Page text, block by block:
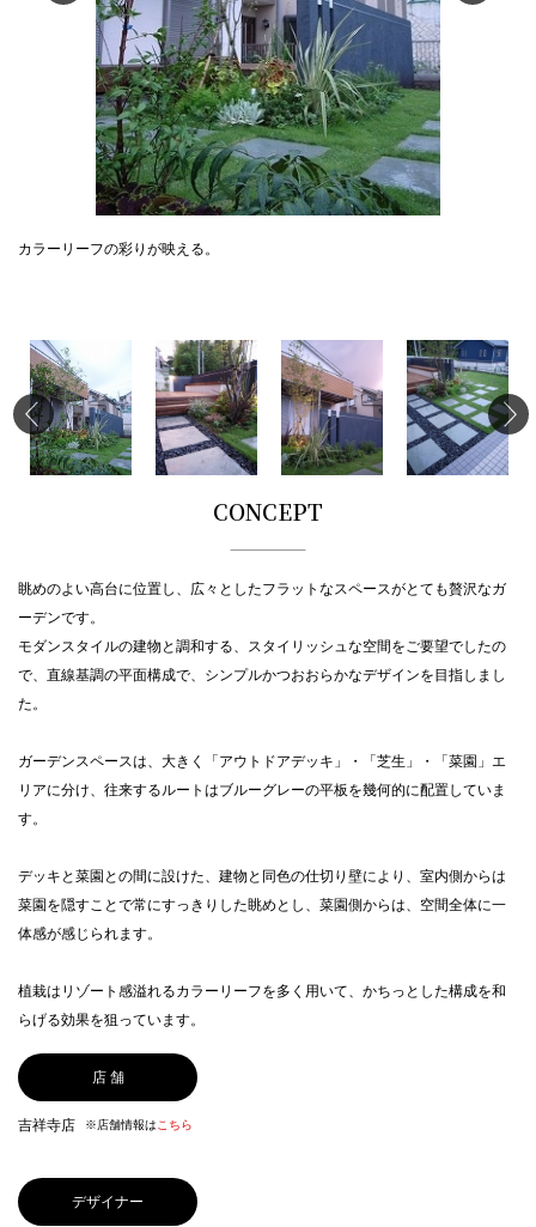
カラーリーフの彩りが映える。
CONCEPT
眺めのよい高台に位置し、広々としたフラットなスペースがとても贅沢なガ
ーデンです。
モダンスタイルの建物と調和する、スタイリッシュな空間をご要望でしたの
で、直線基調の平面構成で、シンプルかつおおらかなデザインを目指しまし
た。
ガーデンスペースは、大きく「アウトドアデッキ」・「芝生」・「菜園」エ
リアに分け、往来するルートはブルーグレーの平板を幾何的に配置していま
す。
デッキと菜園との間に設けた、建物と同色の仕切り壁により、室内側からは
菜園を隠すことで常にすっきりした眺めとし、菜園側からは、空間全体に一
体感が感じられます。
植栽はリゾート感溢れるカラーリーフを多く用いて、かちっとした構成を和
らげる効果を狙っています。
店 舗
吉祥寺店 ※店舗情報は こちら
デザイナー